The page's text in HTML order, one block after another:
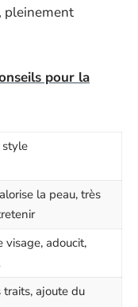
pleinement
pour la
style
la peau, très
visage, adoucit,
ajoute du